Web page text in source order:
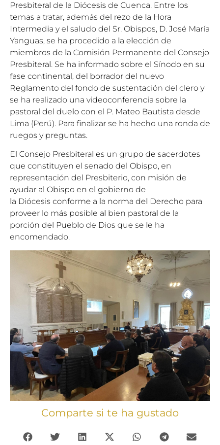
Presbiteral de la Diócesis de Cuenca. Entre los
temas a tratar, además del rezo de la Hora
Intermedia y el saludo del Sr. Obispos, D. José María
Yanguas, se ha procedido a la elección de
miembros de la Comisión Permanente del Consejo
Presbiteral. Se ha informado sobre el Sínodo en su
fase continental, del borrador del nuevo
Reglamento del fondo de sustentación del clero y
se ha realizado una videoconferencia sobre la
pastoral del duelo con el P. Mateo Bautista desde
Lima (Perú). Para finalizar se ha hecho una ronda de
ruegos y preguntas.
El Consejo Presbiteral es un grupo de sacerdotes
que constituyen el senado del Obispo, en
representación del Presbiterio, con misión de
ayudar al Obispo en el gobierno de
la Diócesis conforme a la norma del Derecho para
proveer lo más posible al bien pastoral de la
porción del Pueblo de Dios que se le ha
encomendado.
Comparte si te ha gustado